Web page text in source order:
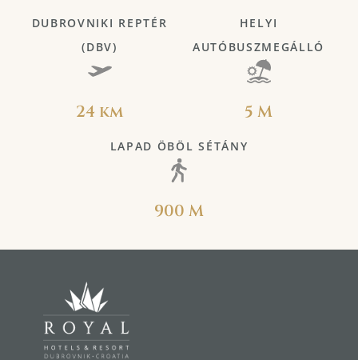
DUBROVNIKI REPTÉR
(DBV)
24 km
HELYI
AUTÓBUSZMEGÁLLÓ
5 M
LAPAD ÖBÖL SÉTÁNY
900 M